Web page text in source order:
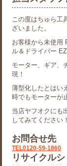
この度はちゅら工
ざいました。
お客様から未使用
ル＆ドライバー
モーター、ギア、
現！
薄型化したとはい
時でもモーターが
当店ヤフオクにも
してみてください！
お問合せ先
TEL0120-59-1860
リサイクル